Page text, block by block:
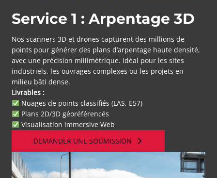
Service 1 : Arpentage 3D
Nos scanners 3D et drones capturent des millions de
points pour générer des plans d’arpentage haute densité,
avec une précision millimétrique. Idéal pour les sites
industriels, les ouvrages complexes ou les projets en
milieu bâti dense.
Livrables :
Nuages de points classifiés (LAS, E57)
Plans 2D/3D géoréférencés
Visualisation immersive Web
DEMANDER UNE SOUMISSION